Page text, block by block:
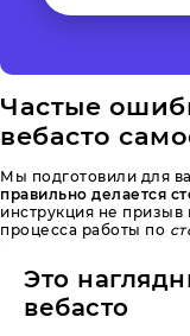
Частые
вебасто
Мы подготовили для
правильно делается
инструкция не
процесса работы по
Это
вебасто